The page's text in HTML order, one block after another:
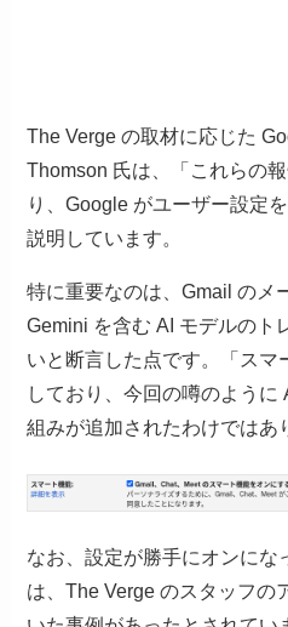
The Verge の取材に応じた
Thomson 氏は、「これらの
り、Google がユーザー設定
説明しています。
特に重要なのは、Gmail のメ
Gemini を含む AI モデルのト
いと断言した点です。「スマ
しており、今回の噂のように
組みが追加されたわけではあ
なお、設定が勝手にオンにな
は、The Verge のスタッフの